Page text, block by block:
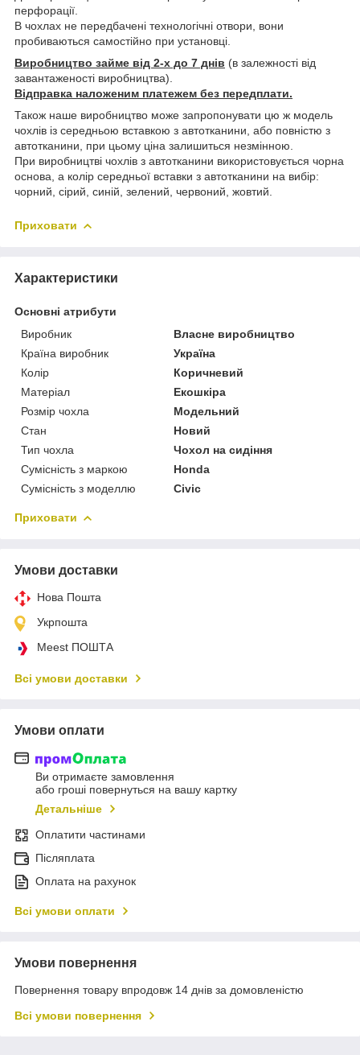
перфорації.
В чохлах не передбачені технологічні отвори, вони
пробиваються самостійно при установці.
Виробництво займе від 2-х до 7 днів (в залежності від
завантаженості виробництва).
Відправка наложеним платежем без передплати.
Також наше виробництво може запропонувати цю ж модель
чохлів із середньою вставкою з автотканини, або повністю з
автотканини, при цьому ціна залишиться незмінною.
При виробництві чохлів з автотканини використовується чорна
основа, а колір середньої вставки з автотканини на вибір:
чорний, сірий, синій, зелений, червоний, жовтий.
Приховати
Характеристики
Основні атрибути
Виробник
Власне виробництво
Країна виробник
Україна
Колір
Коричневий
Матеріал
Екошкіра
Розмір чохла
Модельний
Стан
Новий
Тип чохла
Чохол на сидіння
Сумісність з маркою
Honda
Сумісність з моделлю
Civic
Приховати
Умови доставки
Нова Пошта
Укрпошта
Meest ПОШТА
Всі умови доставки
Умови оплати
Ви отримаєте замовлення
або гроші повернуться на вашу картку
Детальніше
Оплатити частинами
Післяплата
Оплата на рахунок
Всі умови оплати
Умови повернення
Повернення товару впродовж 14 днів за домовленістю
Всі умови повернення